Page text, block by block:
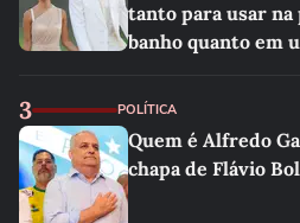
tanto para usar na
banho quanto em
3 POLÍTICA
Quem é Alfredo
chapa de Flávio